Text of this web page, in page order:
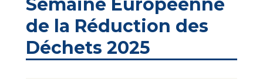
de la Réduction des
Déchets 2025